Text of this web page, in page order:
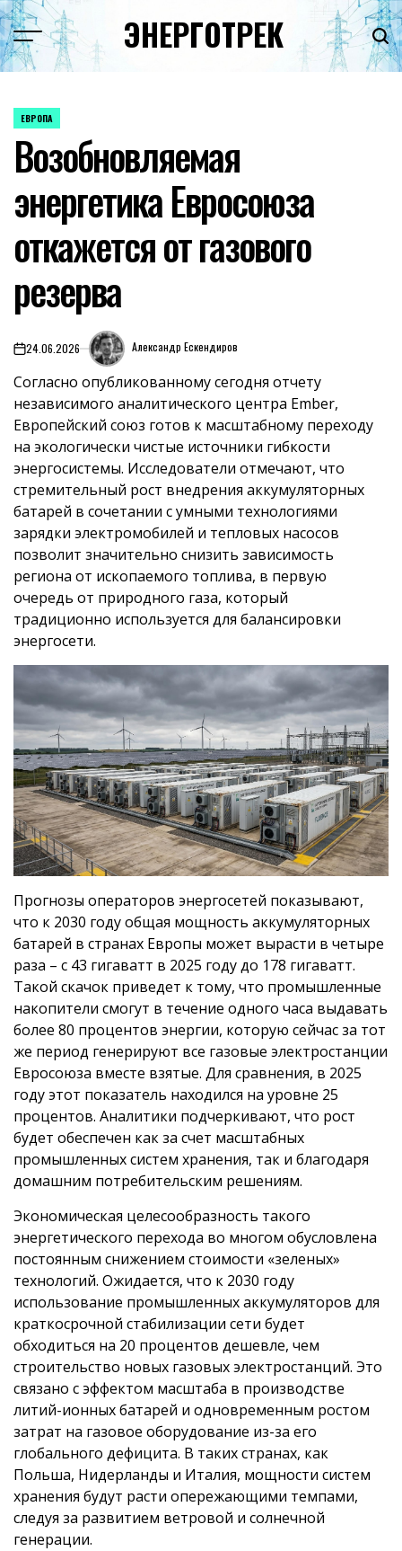
Перейти
к
содержимому
ЭНЕРГОТРЕК
ОПУБЛИКОВАНО
ЕВРОПА
Возобновляемая
энергетика Евросоюза
откажется от газового
резерва
on24.06.2026 Александр Ескендиров
Согласно опубликованному сегодня отчету
независимого аналитического центра Ember,
Европейский союз готов к масштабному переходу
на экологически чистые источники гибкости
энергосистемы. Исследователи отмечают, что
стремительный рост внедрения аккумуляторных
батарей в сочетании с умными технологиями
зарядки электромобилей и тепловых насосов
позволит значительно снизить зависимость
региона от ископаемого топлива, в первую
очередь от природного газа, который
традиционно используется для балансировки
энергосети.
Прогнозы операторов энергосетей показывают,
что к 2030 году общая мощность аккумуляторных
батарей в странах Европы может вырасти в четыре
раза – с 43 гигаватт в 2025 году до 178 гигаватт.
Такой скачок приведет к тому, что промышленные
накопители смогут в течение одного часа выдавать
более 80 процентов энергии, которую сейчас за тот
же период генерируют все газовые электростанции
Евросоюза вместе взятые. Для сравнения, в 2025
году этот показатель находился на уровне 25
процентов. Аналитики подчеркивают, что рост
будет обеспечен как за счет масштабных
промышленных систем хранения, так и благодаря
домашним потребительским решениям.
Экономическая целесообразность такого
энергетического перехода во многом обусловлена
постоянным снижением стоимости «зеленых»
технологий. Ожидается, что к 2030 году
использование промышленных аккумуляторов для
краткосрочной стабилизации сети будет
обходиться на 20 процентов дешевле, чем
строительство новых газовых электростанций. Это
связано с эффектом масштаба в производстве
литий-ионных батарей и одновременным ростом
затрат на газовое оборудование из-за его
глобального дефицита. В таких странах, как
Польша, Нидерланды и Италия, мощности систем
хранения будут расти опережающими темпами,
следуя за развитием ветровой и солнечной
генерации.